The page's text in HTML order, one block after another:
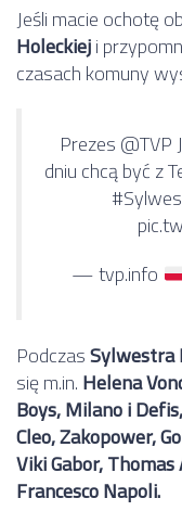
Jeśli macie ochotę
Holeckieji
czasach komuny
Prezes@TVP
dniu chcą być z
— tvp.info
PodczasSylwestra
się m.in.Helena
Boys, Milano i
Cleo, Zakopower,
Viki Gabor,
Francesco Napoli.